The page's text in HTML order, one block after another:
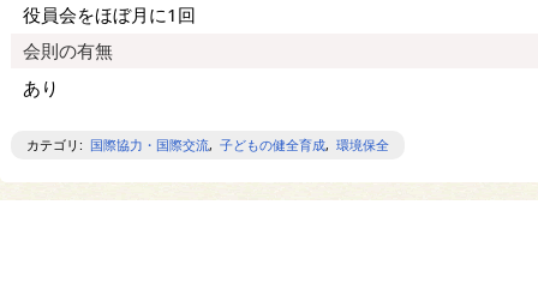
役員会をほぼ月に1回
会則の有無
あり
カテゴリ : 国際協力・国際交流, 子どもの健全育成, 環境保全